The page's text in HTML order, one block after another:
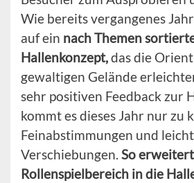
Wie bereits vergangenes
auf ein nach Themen
Hallenkonzept,das die
gewaltigen Gelände
sehr positiven Feedback zur
kommt es dieses Jahr nur zu
Feinabstimmungen und
Verschiebungen. So
Rollenspielbereich in die